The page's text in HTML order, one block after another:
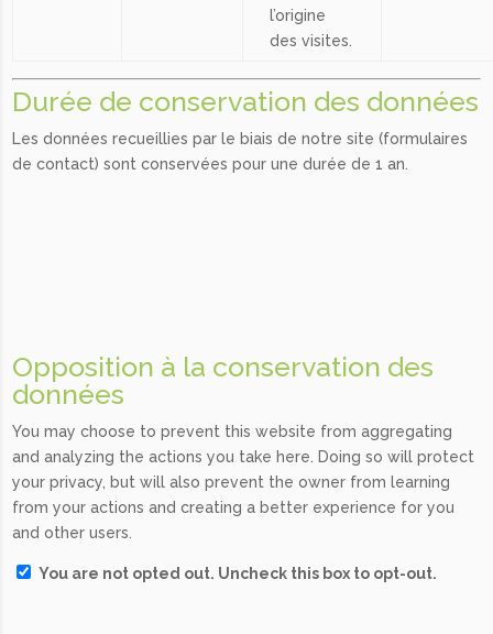
l’origine
des visites.
Durée de conservation des données
Les données recueillies par le biais de notre site (formulaires
de contact) sont conservées pour une durée de 1 an.
Opposition à la conservation des
données
You may choose to prevent this website from aggregating
and analyzing the actions you take here. Doing so will protect
your privacy, but will also prevent the owner from learning
from your actions and creating a better experience for you
and other users.
You are not opted out. Uncheck this box to opt-out.